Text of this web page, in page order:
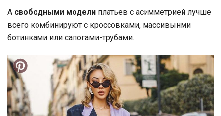
А свободными модели платьев с асимметрией лучше
всего комбинируют с кроссовками, массивынми
ботинками или сапогами-трубами.